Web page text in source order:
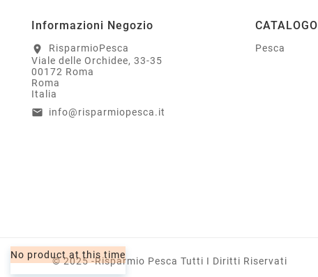
No product at this time
Informazioni Negozio
location_on
RisparmioPesca
Viale delle Orchidee, 33-35
00172 Roma
Roma
Italia
email info@risparmiopesca.it
CATALOGO
Pesca
© 2025 -Risparmio Pesca Tutti I Diritti Riservati